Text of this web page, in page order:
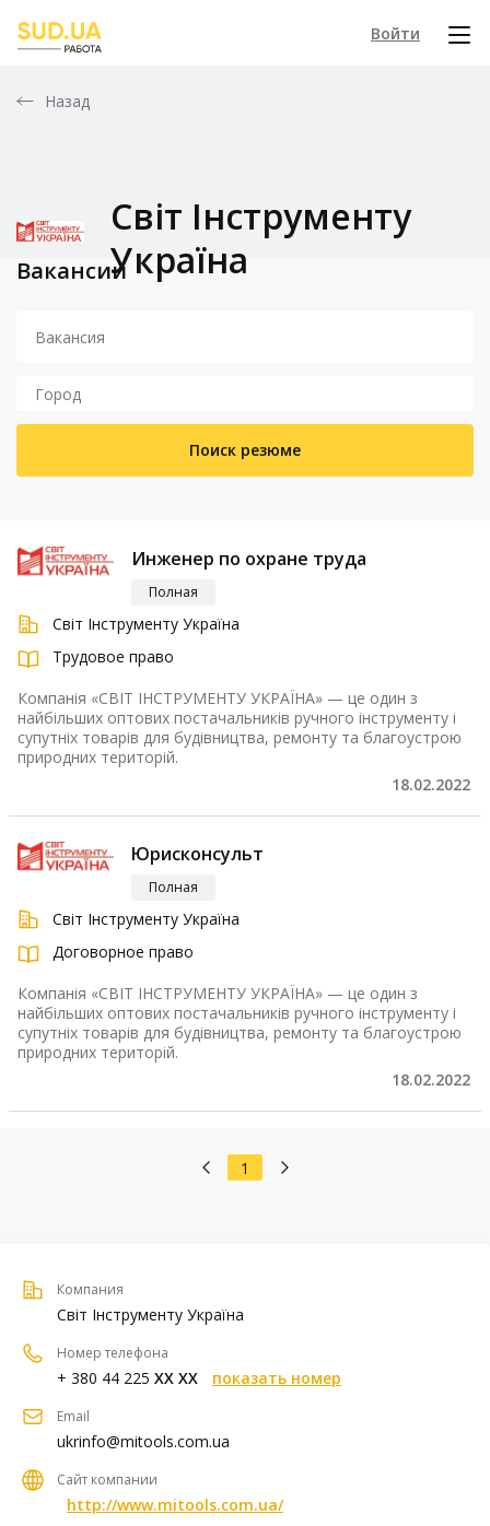
Войти
Назад
Світ Інструменту
Україна
Вакансии
Поиск резюме
Инженер по охране труда
Полная
Світ Інструменту Україна
Трудовое право
Компанія «СВІТ ІНСТРУМЕНТУ УКРАЇНА» — це один з
найбільших оптових постачальників ручного інструменту і
супутніх товарів для будівництва, ремонту та благоустрою
природних територій.
18.02.2022
Юрисконсульт
Полная
Світ Інструменту Україна
Договорное право
Компанія «СВІТ ІНСТРУМЕНТУ УКРАЇНА» — це один з
найбільших оптових постачальників ручного інструменту і
супутніх товарів для будівництва, ремонту та благоустрою
природних територій.
18.02.2022
1
Компания
Світ Інструменту Україна
Номер телефона
+ 380 44 225 XX XX показать номер
Email
ukrinfo@mitools.com.ua
Сайт компании
http://www.mitools.com.ua/